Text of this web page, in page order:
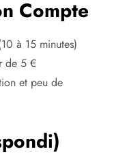
Compte
à 15 minutes)
de 5 €
et peu de